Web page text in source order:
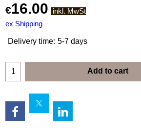
€16.00
inkl. MwSt
ex Shipping
Delivery time: 5-7 days
Add to cart